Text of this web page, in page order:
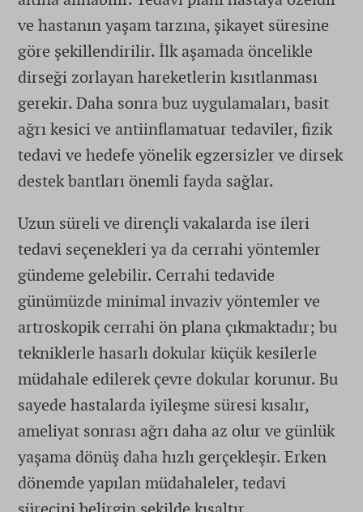
ve hastanın yaşam tarzına, şikayet süresine
göre şekillendirilir. İlk aşamada öncelikle
dirseği zorlayan hareketlerin kısıtlanması
gerekir. Daha sonra buz uygulamaları, basit
ağrı kesici ve antiinflamatuar tedaviler, fizik
tedavi ve hedefe yönelik egzersizler ve dirsek
destek bantları önemli fayda sağlar.
Uzun süreli ve dirençli vakalarda ise ileri
tedavi seçenekleri ya da cerrahi yöntemler
gündeme gelebilir. Cerrahi tedavide
günümüzde minimal invaziv yöntemler ve
artroskopik cerrahi ön plana çıkmaktadır; bu
tekniklerle hasarlı dokular küçük kesilerle
müdahale edilerek çevre dokular korunur. Bu
sayede hastalarda iyileşme süresi kısalır,
ameliyat sonrası ağrı daha az olur ve günlük
yaşama dönüş daha hızlı gerçekleşir. Erken
dönemde yapılan müdahaleler, tedavi